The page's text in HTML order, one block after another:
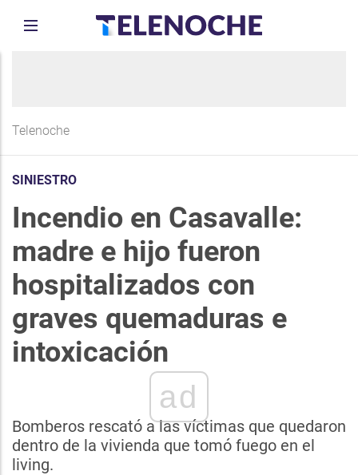
Telenoche
SINIESTRO
Incendio en Casavalle:
madre e hijo fueron
hospitalizados con
graves quemaduras e
intoxicación
ad
Bomberos rescató a las víctimas que quedaron
dentro de la vivienda que tomó fuego en el
living.